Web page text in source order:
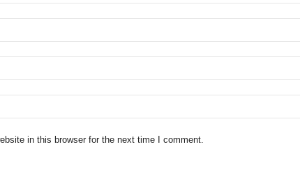
in this browser for the next time I comment.